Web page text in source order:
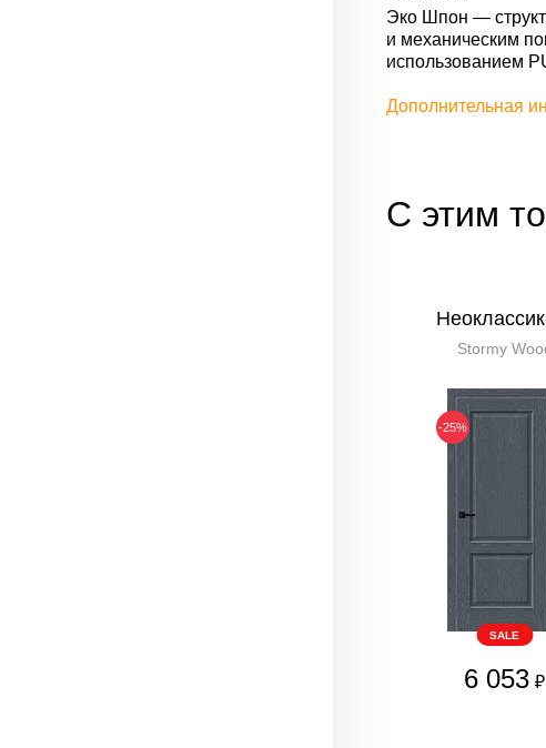
Эко Шпон —
и механическим
использованием
Дополнительная
С этим
Stormy
-25%
SALE
6 053 ₽